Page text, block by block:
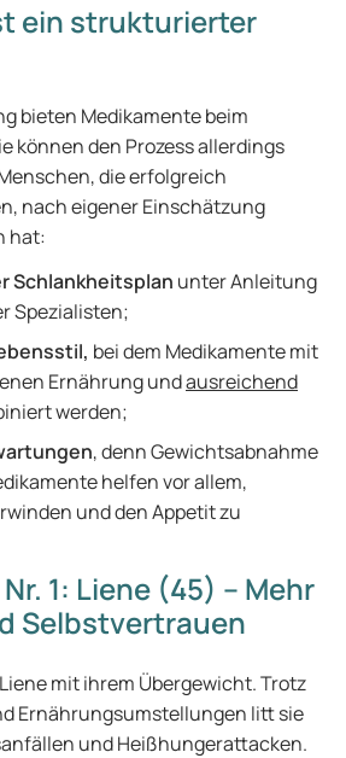
ein strukturierter
bieten Medikamente beim
können den Prozess allerdings
die erfolgreich
nach eigener Einschätzung
hat:
Schlankheitsplan unter Anleitung
Spezialisten;
bei dem Medikamente mit
Ernährung undausreichend
werden;
, denn Gewichtsabnahme
helfen vor allem,
und den Appetit zu
1: Liene (45) – Mehr
Selbstvertrauen
mit ihrem Übergewicht. Trotz
Ernährungsumstellungen litt sie
und Heißhungerattacken.